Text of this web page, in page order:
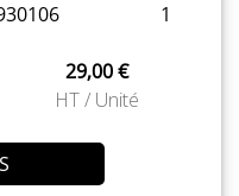
1
29,00 €
HT / Unité